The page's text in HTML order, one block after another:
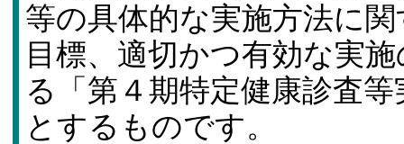
等の具体的な実施方法に
目標、適切かつ有効な実
る「第４期特定健康診査
とするものです。